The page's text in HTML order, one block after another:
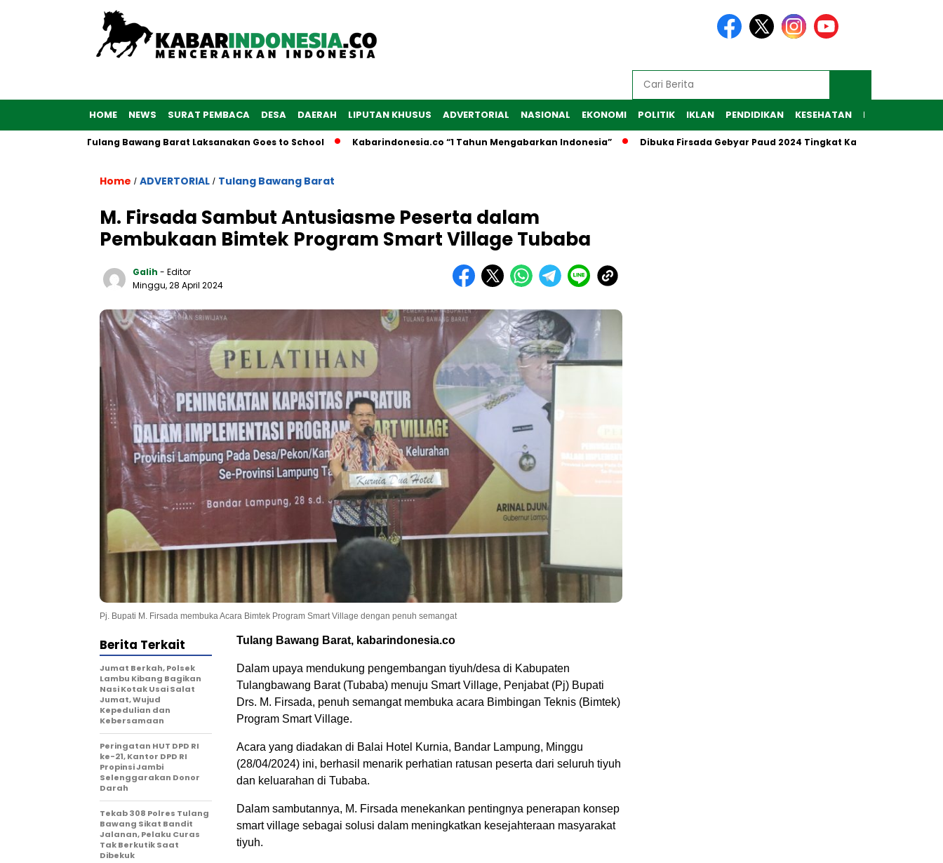
HOME NEWS SURAT PEMBACA DESA DAERAH LIPUTAN KHUSUS ADVERTORIAL NASIONAL EKONOMI POLITIK IKLAN PENDIDIKAN KESEHATAN RAGAM
Polres Tulang Bawang Barat Laksanakan Goes to School Kabarindonesia.co “1 Tahun Mengabarkan Indonesia” Dibuka Firsada Gebyar Paud 2024 Tingkat Kabupaten Tubaba
Home / ADVERTORIAL / Tulang Bawang Barat
M. Firsada Sambut Antusiasme Peserta dalam
Pembukaan Bimtek Program Smart Village Tubaba
Galih - Editor
Minggu, 28 April 2024
Pj. Bupati M. Firsada membuka Acara Bimtek Program Smart Village dengan penuh semangat
Tulang Bawang Barat, kabarindonesia.co
Dalam upaya mendukung pengembangan tiyuh/desa di Kabupaten
Tulangbawang Barat (Tubaba) menuju Smart Village, Penjabat (Pj) Bupati
Drs. M. Firsada, penuh semangat membuka acara Bimbingan Teknis (Bimtek)
Program Smart Village.
Acara yang diadakan di Balai Hotel Kurnia, Bandar Lampung, Minggu
(28/04/2024) ini, berhasil menarik perhatian ratusan peserta dari seluruh tiyuh
dan keluarahan di Tubaba.
Dalam sambutannya, M. Firsada menekankan pentingnya penerapan konsep
smart village sebagai solusi dalam meningkatkan kesejahteraan masyarakat
tiyuh.
Berita Terkait
Jumat Berkah, Polsek
Lambu Kibang Bagikan
Nasi Kotak Usai Salat
Jumat, Wujud
Kepedulian dan
Kebersamaan
Peringatan HUT DPD RI
ke-21, Kantor DPD RI
Propinsi Jambi
Selenggarakan Donor
Darah
Tekab 308 Polres Tulang
Bawang Sikat Bandit
Jalanan, Pelaku Curas
Tak Berkutik Saat
Dibekuk